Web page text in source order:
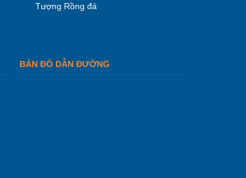
Tượng Rồng đá
BẢN ĐỒ DẪN ĐƯỜNG